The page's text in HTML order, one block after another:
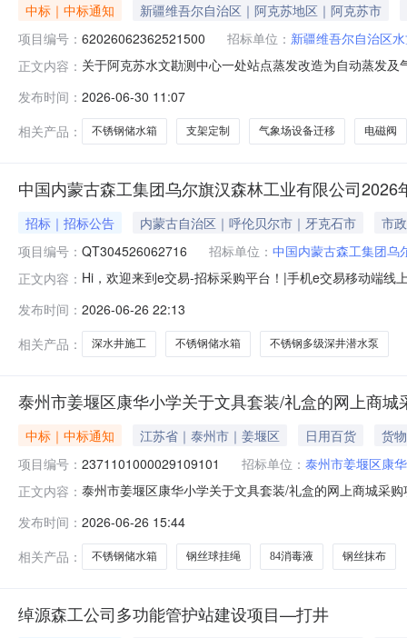
中标｜中标通知
新疆维吾尔自治区｜阿克苏地区｜阿克苏市
项目编号： 62026062362521500 招标单位： 新疆维吾尔自治区
正文内容： 关于阿克苏水文勘测中心一处站点蒸发改造为自动蒸发
659900项目所在行政区划名称：新疆维吾尔自治区本级
发布时间： 2026-06-30 11:07
相关产品：
不锈钢储水箱 支架定制 气象场设备迁移 电磁阀
中国内蒙古森工集团乌尔旗汉森林工业有限公司
招标｜招标公告 内蒙古自治区｜呼伦贝尔市｜牙克石市
市
项目编号： QT304526062716 招标单位： 中国内蒙古森工集团乌
正文内容： Hi，欢迎来到e交易-招标采购平台！|手机e交易移动端线
水井供水工程【网上竞价】重要提示：1、《》。2、在
作流程及相关费用支
发布时间： 2026-06-26 22:13
相关产品：
深水井施工 不锈钢储水箱 不锈钢多级深井潜水泵
泰州市姜堰区康华小学关于文具套装/礼盒的网上商城
中标｜中标通知 江苏省｜泰州市｜姜堰区 日用百货
货物
项目编号： 2371101000029109101 招标单位： 泰州市姜堰区康
正文内容： 泰州市姜堰区康华小学关于文具套装/礼盒的网上商城采
项目所在行政区划名称:江苏省泰州市姜堰区报价起止时
发布时间： 2026-06-26 15:44
相关产品：
不锈钢储水箱 钢丝球挂绳 84消毒液 钢丝抹布
绰源森工公司多功能管护站建设项目—打井